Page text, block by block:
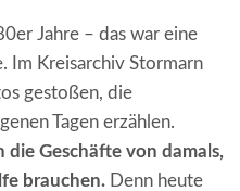
Jahre – das war eine
Im Kreisarchiv Stormarn
gestoßen, die
Tagen erzählen.
die Geschäfte von damals,
brauchen. Denn heute